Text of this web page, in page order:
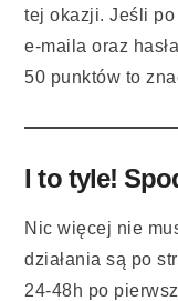
tej okazji. Jeśli
e-maila oraz
50 punktów to
I to tyle!
Nic więcej nie
działania są po
24-48h po